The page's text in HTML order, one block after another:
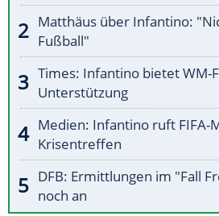
Matthäus über Infantino:
Fußball"
Times: Infantino bietet WM-
Unterstützung
Medien: Infantino ruft FIFA-
Krisentreffen
DFB: Ermittlungen im "Fall
noch an